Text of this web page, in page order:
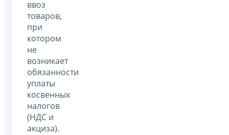
ввоз
товаров,
при
котором
не
возникает
обязанности
уплаты
косвенных
налогов
(НДС и
акциза).